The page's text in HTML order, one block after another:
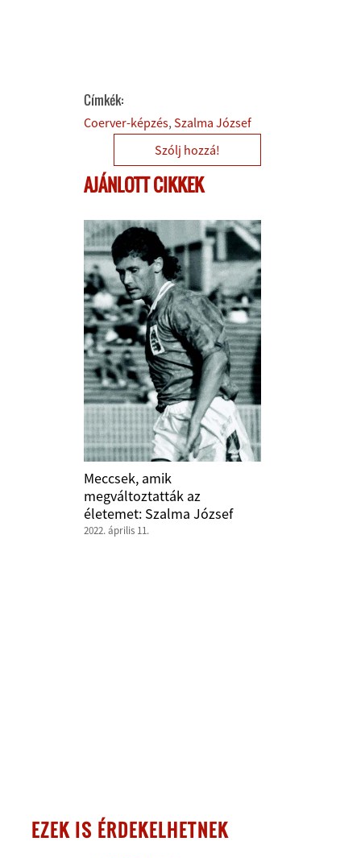
Címkék:
Coerver-képzés Szalma József
Szólj hozzá!
AJÁNLOTT CIKKEK
Meccsek, amik
megváltoztatták az
életemet: Szalma József
2022. április 11.
EZEK IS ÉRDEKELHETNEK